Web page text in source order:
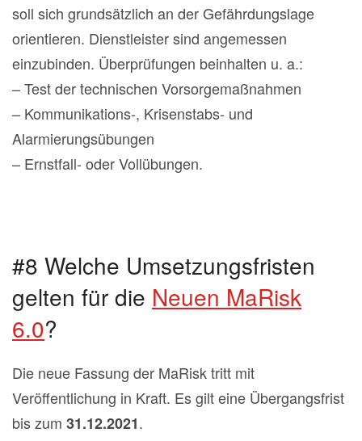
soll sich grundsätzlich an der Gefährdungslage
orientieren. Dienstleister sind angemessen
einzubinden. Überprüfungen beinhalten u. a.:
– Test der technischen Vorsorgemaßnahmen
– Kommunikations-, Krisenstabs- und
Alarmierungsübungen
– Ernstfall- oder Vollübungen.
#8 Welche Umsetzungsfristen
gelten für die Neuen MaRisk
6.0?
Die neue Fassung der MaRisk tritt mit
Veröffentlichung in Kraft. Es gilt eine Übergangsfrist
bis zum 31.12.2021.